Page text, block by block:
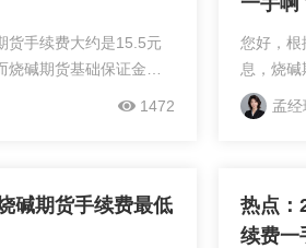
货手续费大约是15.5元
烧碱期货基础保证金大
右，详细如下：烧碱期
：烧碱期货的手续费是
1472
您好，
息，烧
左右一
费的相
孟经
碱期货手续费最低
热点：
续费一